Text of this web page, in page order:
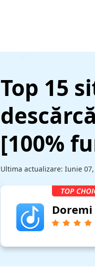
Top 15
[100%
Ultima actualizare: Iunie